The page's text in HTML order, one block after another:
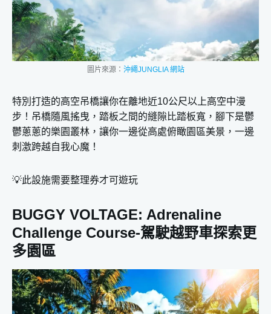
圖片來源： 沖繩JUNGLIA 網站
特別打造的高空吊橋讓你在離地近10公尺以上高空中漫
步！吊橋隨風搖曳，踏板之間的縫隙比踏板寬，腳下是鬱
鬱蔥蔥的樂園叢林，讓你一邊從高處俯瞰園區美景，一邊
刺激跨越自我心魔！
💡此設施需要整理券才可遊玩
BUGGY VOLTAGE: Adrenaline
Challenge Course-駕駛越野車探索更
多園區